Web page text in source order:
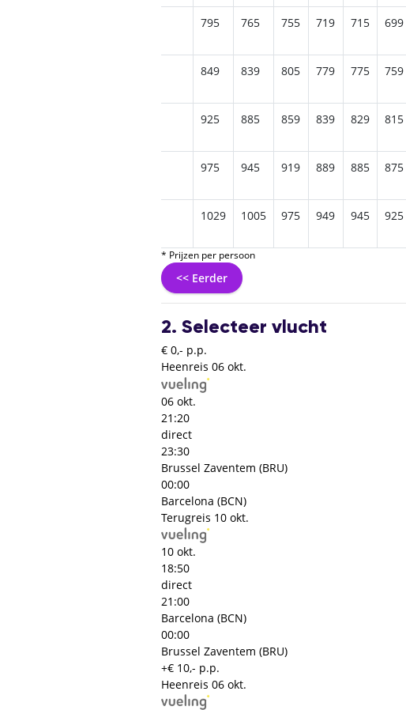
795 765 755 719 715 699
849 839 805 779 775 759
925 885 859 839 829 815
975 945 919 889 885 875
1029 1005 975 949 945 925
* Prijzen per persoon
<< Eerder
2. Selecteer vlucht
€ 0,- p.p.
Heenreis 06 okt.
06 okt.
21:20
direct
23:30
Brussel Zaventem (BRU)
00:00
Barcelona (BCN)
Terugreis 10 okt.
10 okt.
18:50
direct
21:00
Barcelona (BCN)
00:00
Brussel Zaventem (BRU)
+€ 10,- p.p.
Heenreis 06 okt.